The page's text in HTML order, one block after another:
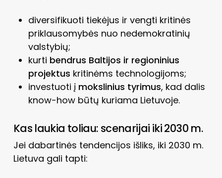
diversifikuoti tiekėjus ir vengti kritinės
priklausomybės nuo nedemokratinių
valstybių;
kurti bendrus Baltijos ir regioninius
projektus kritinėms technologijoms;
investuoti į mokslinius tyrimus, kad dalis
know-how būtų kuriama Lietuvoje.
Kas laukia toliau: scenarijai iki 2030 m.
Jei dabartinės tendencijos išliks, iki 2030 m.
Lietuva gali tapti: